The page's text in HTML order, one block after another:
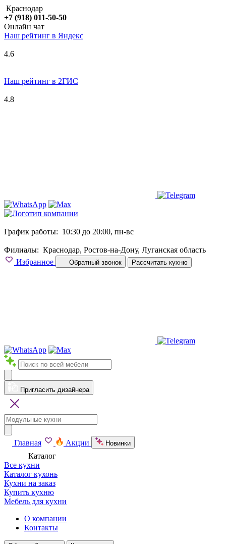
Краснодар
+7 (918) 011-50-50
Онлайн чат
Наш рейтинг в Яндекс
4.6
Наш рейтинг в 2ГИС
4.8
График работы: 10:30 до 20:00, пн-вс
Филиалы: Краснодар, Ростов-на-Дону, Луганская область
Избранное
Обратный звонок Рассчитать кухню
Пригласить дизайнера
Главная Акции Новинки
Каталог
Все кухни
Каталог кухонь
Кухни на заказ
Купить кухню
Мебель для кухни
О компании
Контакты